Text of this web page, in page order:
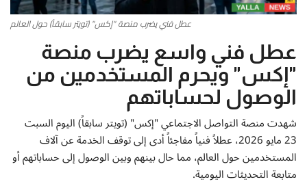
جاليري الفن التشكيلي
من نحن
سياسة الخصوصية
البنود والشروط
رئيس التحرير
عطل فني يضرب منصة "إكس" (تويتر سابقاً) حول العالم
عطل فني واسع يضرب منصة
"إكس" ويحرم المستخدمين من
الوصول لحساباتهم
شهدت منصة التواصل الاجتماعي "إكس" (تويتر سابقاً) اليوم السبت
23 مايو 2026، عطلاً فنياً مفاجئاً أدى إلى توقف الخدمة عن آلاف
المستخدمين حول العالم، مما حال بينهم وبين الوصول إلى حساباتهم أو
متابعة التحديثات اليومية.